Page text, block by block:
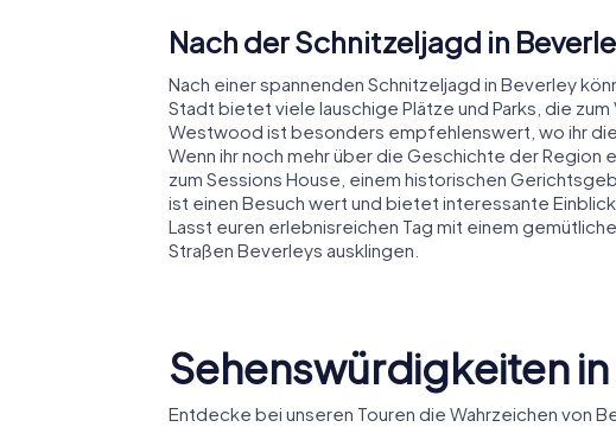
Nach der Schnitzeljagd in
Nach einer spannenden Schnitzeljagd in Beverley
Stadt bietet viele lauschige Plätze und Parks, die zum
Westwood ist besonders empfehlenswert, wo ihr
Wenn ihr noch mehr über die Geschichte der
zum Sessions House, einem historischen
ist einen Besuch wert und bietet interessante
Lasst euren erlebnisreichen Tag mit einem
Straßen Beverleys ausklingen.
Sehenswürdigkeiten
Entdecke bei unseren Touren die Wahrzeichen von